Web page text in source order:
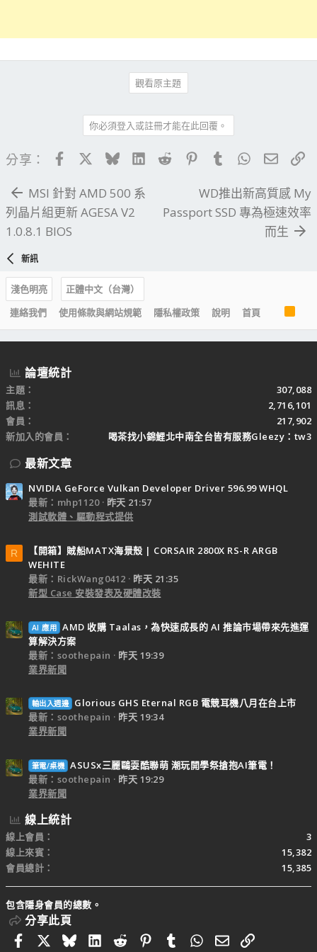
觀看原主題
你必須登入或註冊才能在此回覆。
分享： FacebookBlueskyLinkedIn
Reddit PinterestTumblrWhatsApp
電子
MSI 針對 AMD 500 系
列晶片組更新 AGESA V2
1.0.8.1 BIOS
WD推出新高質感 My
Passport SSD 專為極速效率
而生
新訊
淺色明亮
正體中文（台灣）
連絡我們
使用條款與網站規範 隱私權政策 說明 首頁
R
S
S
論壇統計
主題
307,088
訊息
2,716,101
會員
217,902
新加入的會員
喝茶找小錦鯉北中南全台皆有服務Gleezy：tw3
最新文章
NVIDIA GeForce Vulkan Developer Driver 596.99 WHQL
最新：mhp1120
昨天 21:57
測試軟體、驅動程式提供
R
【開箱】賊船MATX海景殼 | CORSAIR 2800X RS-R ARGB
WEHITE
最新：RickWang0412
昨天 21:35
新型 Case 安裝發表及硬體改裝
AI 應用 AMD 收購 Taalas，為快速成長的 AI 推論市場帶來先進運
算解決方案
最新：soothepain
昨天 19:39
業界新聞
輸出入週邊
Glorious GHS Eternal RGB 電競耳機八月在台上市
最新：soothepain
昨天 19:34
業界新聞
筆電/桌機 ASUSx三麗鷗耍酷聯萌 潮玩開學祭搶抱AI筆電！
最新：soothepain
昨天 19:29
業界新聞
線上統計
線上會員
3
線上來賓
15,382
會員總計
15,385
包含隱身會員的總數。
分享此頁
FacebookBlueskyLinkedIn
RedditPinterestTumblrWhatsApp
電子郵件
連結